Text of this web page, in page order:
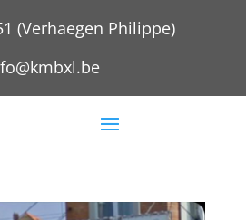
(Verhaegen Philippe)